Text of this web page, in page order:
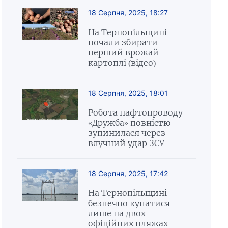
18 Серпня, 2025, 18:27
На Тернопільщині
почали збирати
перший врожай
картоплі (відео)
18 Серпня, 2025, 18:01
Робота нафтопроводу
«Дружба» повністю
зупинилася через
влучний удар ЗСУ
18 Серпня, 2025, 17:42
На Тернопільщині
безпечно купатися
лише на двох
офіційних пляжах